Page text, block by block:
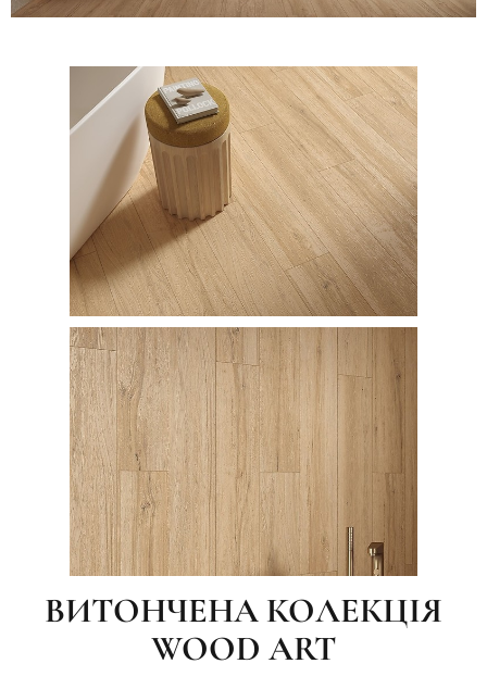
ВИТОНЧЕНА КОЛЕКЦІЯ
WOOD ART